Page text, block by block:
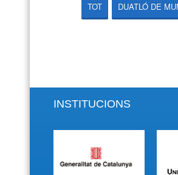
TOT DUATLÓ DE
INSTITUCIONS